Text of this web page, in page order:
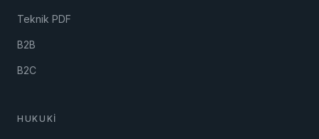
Teknik PDF
B2B
B2C
HUKUKI